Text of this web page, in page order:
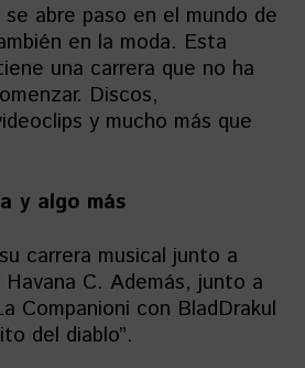
abre paso en el mundo de
en la moda. Esta
una carrera que no ha
Discos,
y mucho más que
y algo más
carrera musical junto a
Havana C. Además, junto a
Companioni con BladDrakul
del diablo”.